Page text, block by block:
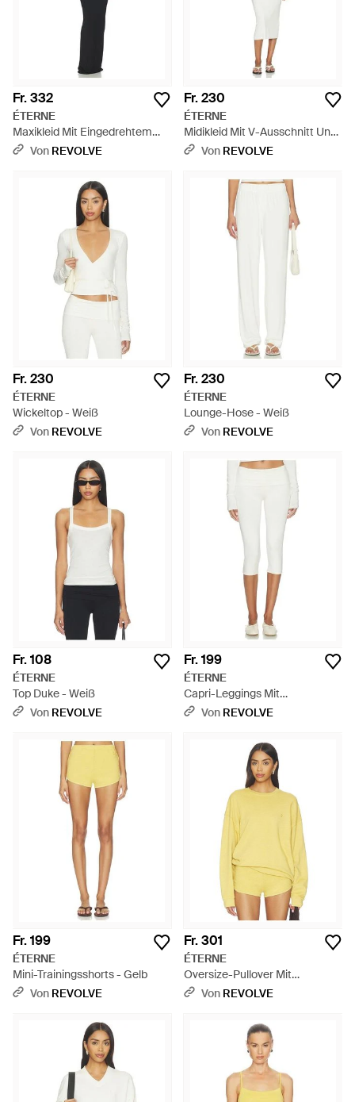
Fr. 332
ÉTERNE
Maxikleid Mit Eingedrehtem
Detail - Schwarz
Von REVOLVE
Fr. 230
ÉTERNE
Midikleid Mit V-Ausschnitt Und
Racerback - Weiß
Von REVOLVE
Fr. 230
ÉTERNE
Wickeltop - Weiß
Von REVOLVE
Fr. 230
ÉTERNE
Lounge-Hose - Weiß
Von REVOLVE
Fr. 108
ÉTERNE
Top Duke - Weiß
Von REVOLVE
Fr. 199
ÉTERNE
Capri-Leggings Mit
Umklappbarem Bund - Weiß
Von REVOLVE
Fr. 199
ÉTERNE
Mini-Trainingsshorts - Gelb
Von REVOLVE
Fr. 301
ÉTERNE
Oversize-Pullover Mit
Rundhalsausschnitt - Gelb
Von REVOLVE